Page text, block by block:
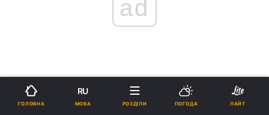
ad
Під час того, як війна в Ірані привертає увагу
міжнародної спільноти до Близького Сходу,
ГОЛОВНА
RU
МОВА РОЗДІЛИ ПОГОДА ЛАЙТ